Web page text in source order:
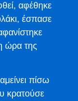
αφέθηκε
έσπασε
ώρα της
πίσω
κρατούσε